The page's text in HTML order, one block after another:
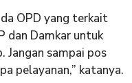
OPD yang terkait
dan Damkar untuk
Jangan sampai pos
pelayanan,” katanya.